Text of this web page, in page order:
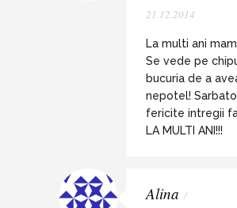
21.12.2014
La multi ani
Se vede pe
bucuria de a
nepotel!
fericite intregii
LA MULTI ANI!!!
Alina /